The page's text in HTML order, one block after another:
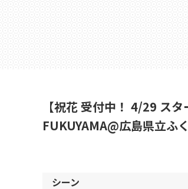
【祝花 受付中！ 4/29 ス
FUKUYAMA@広島県立ふ
シーン